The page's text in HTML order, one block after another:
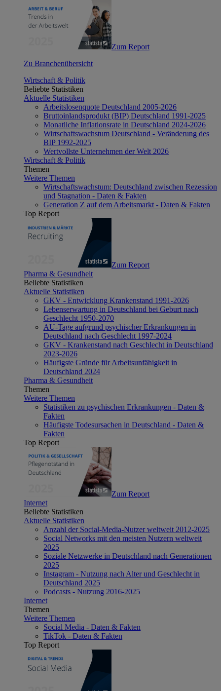
Zum Report
Zu Branchenübersicht
Wirtschaft & Politik
Beliebte Statistiken
Aktuelle Statistiken
Arbeitslosenquote Deutschland 2005-2026
Bruttoinlandsprodukt (BIP) Deutschland 1991-2025
Monatliche Inflationsrate in Deutschland 2024-2026
Wirtschaftswachstum Deutschland - Veränderung des
BIP 1992-2025
Wertvollste Unternehmen der Welt 2026
Wirtschaft & Politik
Themen
Weitere Themen
Wirtschaftswachstum: Deutschland zwischen Rezession
und Stagnation - Daten & Fakten
Generation Z auf dem Arbeitsmarkt - Daten & Fakten
Top Report
Zum Report
Pharma & Gesundheit
Beliebte Statistiken
Aktuelle Statistiken
GKV - Entwicklung Krankenstand 1991-2026
Lebenserwartung in Deutschland bei Geburt nach
Geschlecht 1950-2070
AU-Tage aufgrund psychischer Erkrankungen in
Deutschland nach Geschlecht 1997-2024
GKV - Krankenstand nach Geschlecht in Deutschland
2023-2026
Häufigste Gründe für Arbeitsunfähigkeit in
Deutschland 2024
Pharma & Gesundheit
Themen
Weitere Themen
Statistiken zu psychischen Erkrankungen - Daten &
Fakten
Häufigste Todesursachen in Deutschland - Daten &
Fakten
Top Report
Zum Report
Internet
Beliebte Statistiken
Aktuelle Statistiken
Anzahl der Social-Media-Nutzer weltweit 2012-2025
Social Networks mit den meisten Nutzern weltweit
2025
Soziale Netzwerke in Deutschland nach Generationen
2025
Instagram - Nutzung nach Alter und Geschlecht in
Deutschland 2025
Podcasts - Nutzung 2016-2025
Internet
Themen
Weitere Themen
Social Media - Daten & Fakten
TikTok - Daten & Fakten
Top Report